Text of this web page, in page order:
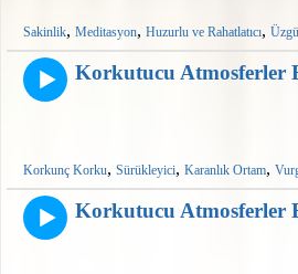
Sakinlik, Meditasyon, Huzurlu ve Rahatlatıcı,
Korkutucu Atmosferler
Korkunç Korku, Sürükleyici, Karanlık Ortam,
Korkutucu Atmosferler